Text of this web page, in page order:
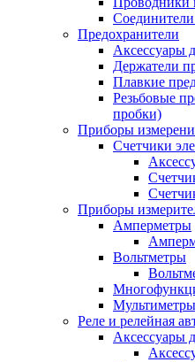
Предохранители
Аксессуары
Держатели
Плавкие
Резьбовые
пробки)
Приборы
Счетчики
Приборы
Амперметры
Вольтметры
Мультиметры
Реле и релейная
Аксессуары